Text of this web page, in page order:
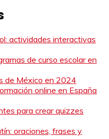
actividades interactivas
de curso escolar en
de México en 2024
online en España
para crear quizzes
oraciones, frases y